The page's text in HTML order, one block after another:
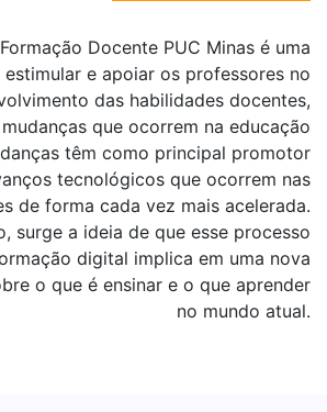
Docente PUC Minas é uma
e apoiar os professores no
das habilidades docentes,
que ocorrem na educação
têm como principal promotor
tecnológicos que ocorrem nas
de forma cada vez mais acelerada.
surge a ideia de que esse processo
digital implica em uma nova
o que é ensinar e o que aprender
no mundo atual.